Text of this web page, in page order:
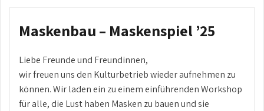
Maskenbau – Maskenspiel ’25
Liebe Freunde und Freundinnen,
wir freuen uns den Kulturbetrieb wieder aufnehmen zu
können. Wir laden ein zu einem einführenden Workshop
für alle, die Lust haben Masken zu bauen und sie